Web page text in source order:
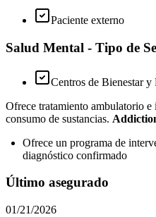
Paciente externo
Salud Mental - Tipo de
Centros de Bienestar y
Ofrece tratamiento ambulatorio
consumo de sustancias.
Ofrece un programa de
diagnóstico confirmado
Último asegurado
01/21/2026